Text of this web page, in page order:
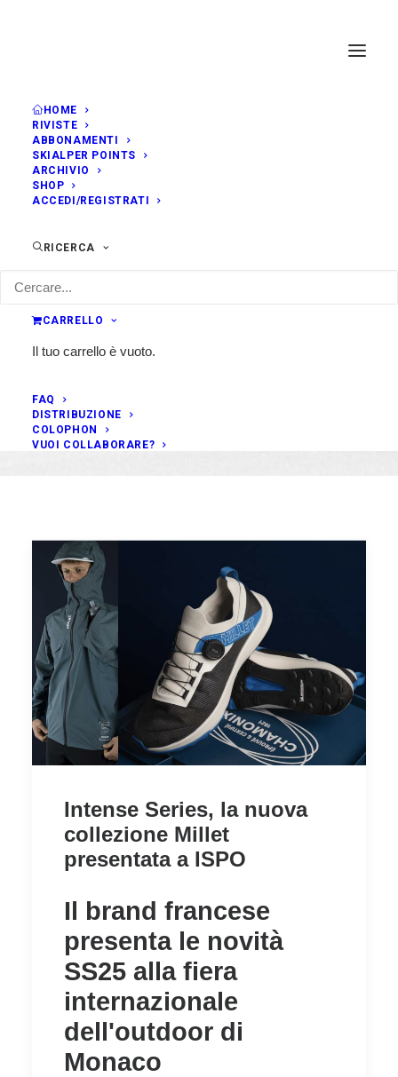
HOME
RIVISTE
ABBONAMENTI
SKIALPER POINTS
ARCHIVIO
SHOP
ACCEDI/REGISTRATI
RICERCA
CARRELLO
Il tuo carrello è vuoto.
FAQ
DISTRIBUZIONE
COLOPHON
VUOI COLLABORARE?
Intense Series, la nuova
collezione Millet
presentata a ISPO
Il brand francese
presenta le novità
SS25 alla fiera
internazionale
dell'outdoor di
Monaco